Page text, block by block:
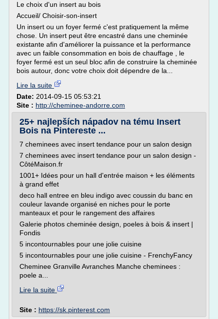
Le choix d'un insert au bois
Accueil/ Choisir-son-insert
Un insert ou un foyer fermé c'est pratiquement la même
chose. Un insert peut être encastré dans une cheminée
existante afin d'améliorer la puissance et la performance
avec un faible consommation en bois de chauffage , le
foyer fermé est un seul bloc afin de construire la cheminée
bois autour, donc votre choix doit dépendre de la...
Lire la suite
Date: 2014-09-15 05:53:21
Site : http://cheminee-andorre.com
25+ najlepších nápadov na tému Insert
Bois na Pintereste ...
7 cheminees avec insert tendance pour un salon design
7 cheminees avec insert tendance pour un salon design -
CôtéMaison.fr
1001+ Idées pour un hall d'entrée maison + les éléments
à grand effet
deco hall entree en bleu indigo avec coussin du banc en
couleur lavande organisé en niches pour le porte
manteaux et pour le rangement des affaires
Galerie photos cheminée design, poeles à bois & insert |
Fondis
5 incontournables pour une jolie cuisine
5 incontournables pour une jolie cuisine - FrenchyFancy
Cheminee Granville Avranches Manche cheminees :
poele a...
Lire la suite
Site : https://sk.pinterest.com